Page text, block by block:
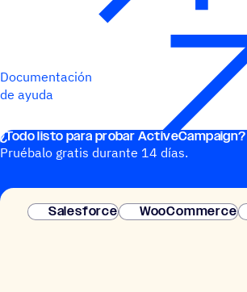
Documentación
de ayuda
¿Todo listo para probar ActiveCampaign?
Pruébalo gratis durante 14 días.
Salesforce
WooCommerce